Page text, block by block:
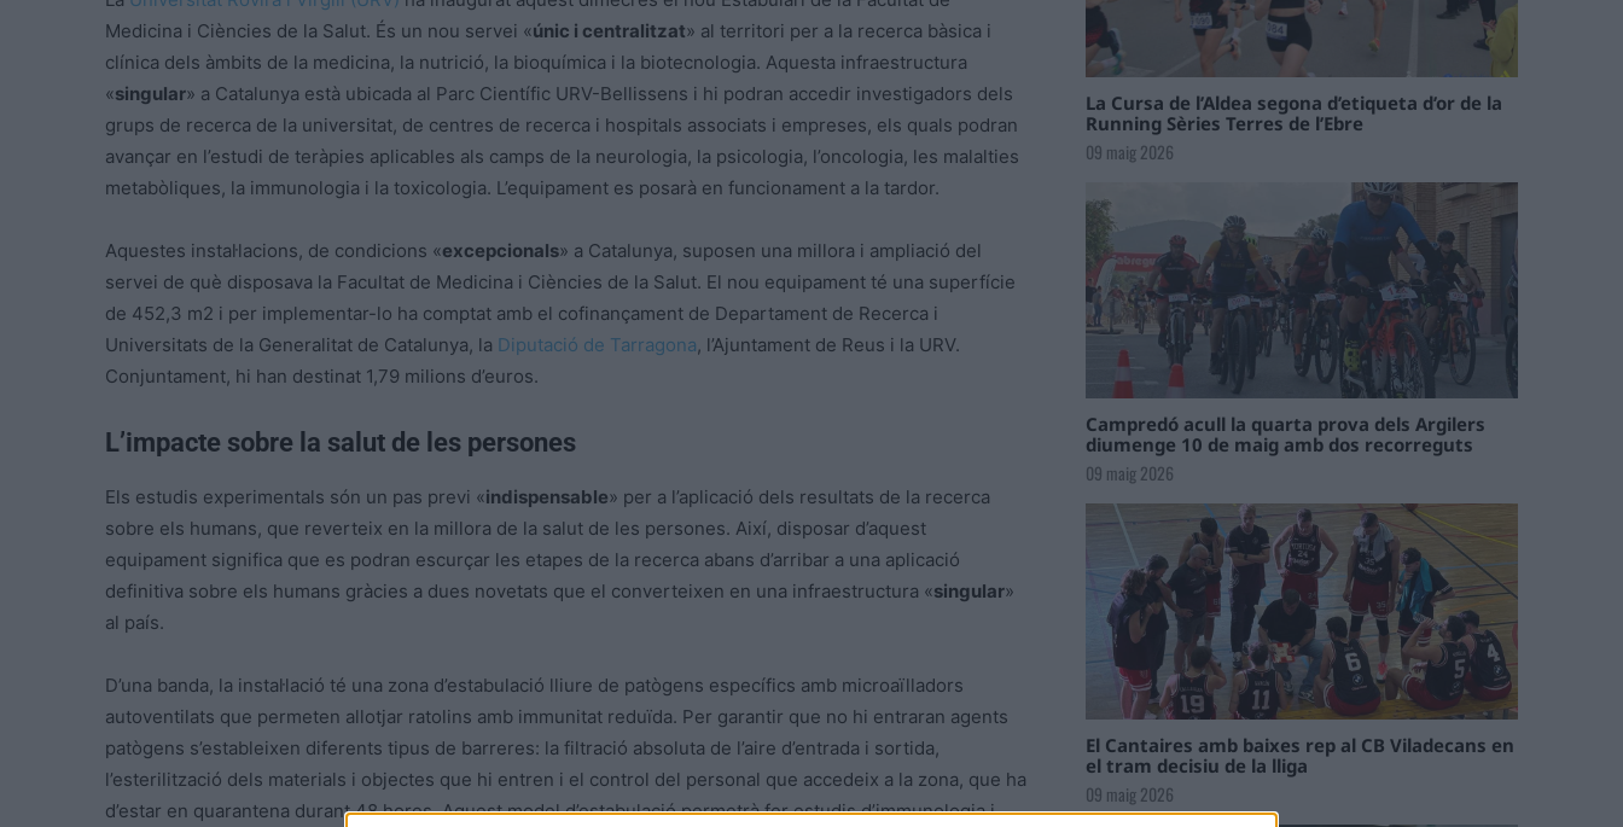
Medicina i Ciències de la Salut. És un nou servei «únic i centralitzat» al territori per a la recerca bàsica i
clínica dels àmbits de la medicina, la nutrició, la bioquímica i la biotecnologia. Aquesta infraestructura
«singular» a Catalunya està ubicada al Parc Científic URV-Bellissens i hi podran accedir investigadors dels
grups de recerca de la universitat, de centres de recerca i hospitals associats i empreses, els quals podran
avançar en l’estudi de teràpies aplicables als camps de la neurologia, la psicologia, l’oncologia, les malalties
metabòliques, la immunologia i la toxicologia. L’equipament es posarà en funcionament a la tardor.
Aquestes instal·lacions, de condicions «excepcionals» a Catalunya, suposen una millora i ampliació del
servei de què disposava la Facultat de Medicina i Ciències de la Salut. El nou equipament té una superfície
de 452,3 m2 i per implementar-lo ha comptat amb el cofinançament de Departament de Recerca i
Universitats de la Generalitat de Catalunya, la Diputació de Tarragona, l’Ajuntament de Reus i la URV.
Conjuntament, hi han destinat 1,79 milions d’euros.
L’impacte sobre la salut de les persones
Els estudis experimentals són un pas previ «indispensable» per a l’aplicació dels resultats de la recerca
sobre els humans, que reverteix en la millora de la salut de les persones. Així, disposar d’aquest
equipament significa que es podran escurçar les etapes de la recerca abans d’arribar a una aplicació
definitiva sobre els humans gràcies a dues novetats que el converteixen en una infraestructura «singular»
al país.
D’una banda, la instal·lació té una zona d’estabulació lliure de patògens específics amb microaïlladors
autoventilats que permeten allotjar ratolins amb immunitat reduïda. Per garantir que no hi entraran agents
patògens s’estableixen diferents tipus de barreres: la filtració absoluta de l’aire d’entrada i sortida,
l’esterilització dels materials i objectes que hi entren i el control del personal que accedeix a la zona, que ha
d’estar en quarantena durant 48 hores. Aquest model d’estabulació permetrà fer estudis d’immunologia i
La Cursa de l’Aldea segona d’etiqueta d’or de la
Running Sèries Terres de l’Ebre
09 maig 2026
Campredó acull la quarta prova dels Argilers
diumenge 10 de maig amb dos recorreguts
09 maig 2026
El Cantaires amb baixes rep al CB Viladecans en
el tram decisiu de la lliga
09 maig 2026